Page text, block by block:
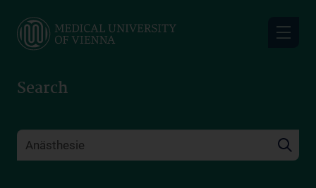
main
Search